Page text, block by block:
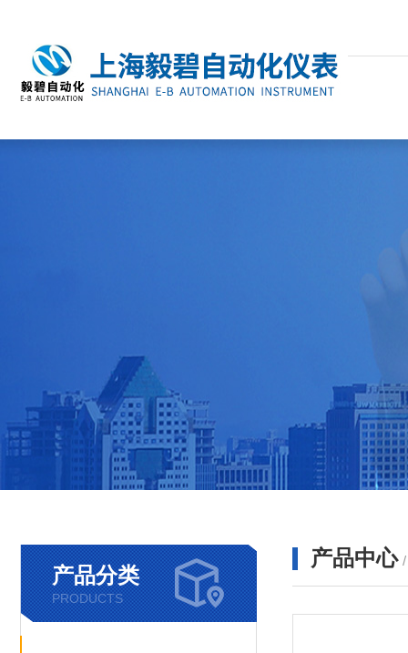
产品分类
PRODUCTS
产品中心